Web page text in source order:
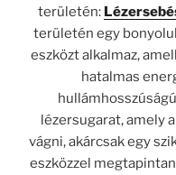
területén:
területén egy
eszközt alkalmaz,
hatalmas
lézersugarat, amely
vágni, akárcsak egy
eszközzel